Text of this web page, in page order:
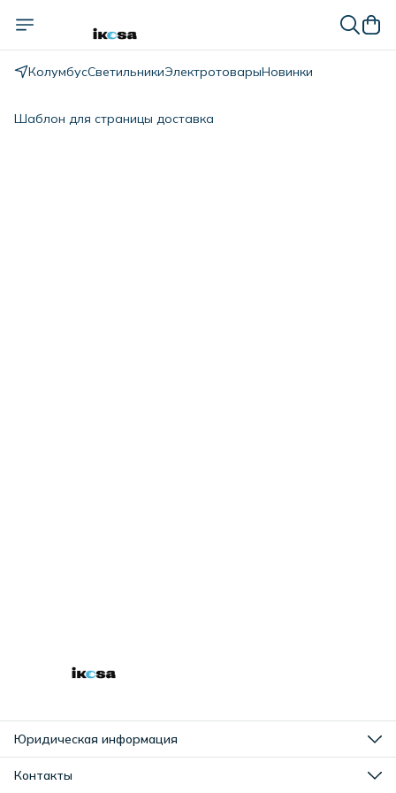
КолумбусСветильникиЭлектротоварыНовинки
Шаблон для страницы доставка
Юридическая информация
Оплата
Доставка
Контакты